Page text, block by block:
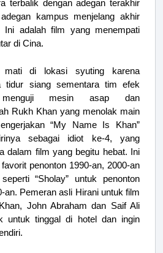
terbalik dengan adegan terakhir
kampus menjelang akhir
Ini adalah film yang menempati
di Cina.
mati di lokasi syuting karena
tidur siang sementara tim efek
mesin asap dan
Rukh Khan yang menolak main
“My Name Is Khan”
sebagai idiot ke-4, yang
dalam film yang begitu hebat. Ini
penonton 1990-an, 2000-an
“Sholay” untuk penonton
an. Pemeran asli Hirani untuk film
John Abraham dan Saif Ali
untuk tinggal di hotel dan ingin